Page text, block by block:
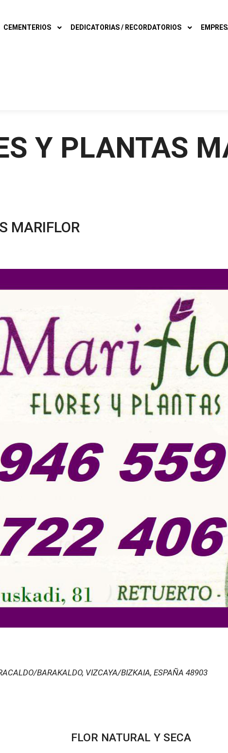
CEMENTERIOS DEDICATORIAS / RECORDATORIOS
Y PLANTAS
MARIFLOR
BARAKALDO, VIZCAYA/BIZKAIA, ESPAÑA 48903
FLOR NATURAL Y SECA